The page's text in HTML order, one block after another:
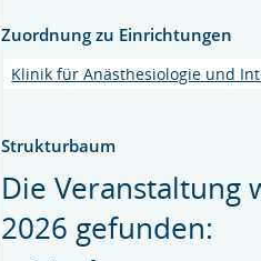
Zuordnung zu Einrichtungen
Klinik für Anästhesiologie und
Strukturbaum
Die Veranstaltung
2026 gefunden: